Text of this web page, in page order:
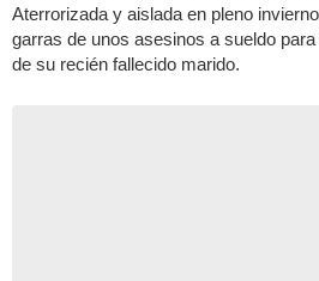
Aterrorizada y aislada en pleno
garras de unos asesinos a sueldo
de su recién fallecido marido.